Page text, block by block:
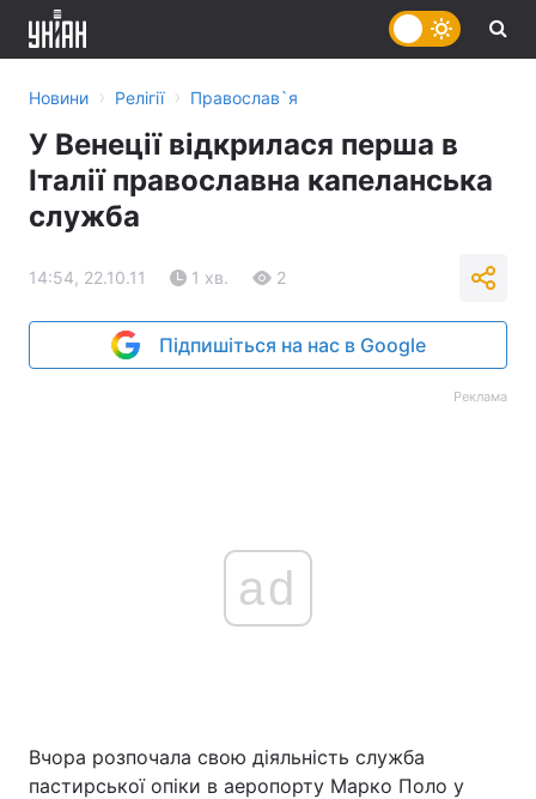
Новини › Релігії › Православ`я
У Венеції відкрилася перша в
Італії православна капеланська
служба
14:54, 22.10.11 1 хв. 2
Підпишіться на нас в Google
Реклама
ad
Вчора розпочала свою діяльність служба
пастирської опіки в аеропорту Марко Поло у